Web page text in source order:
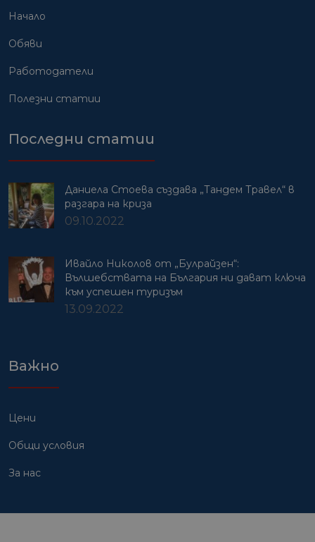
Начало
Обяви
Работодатели
Полезни статии
Последни статии
Даниела Стоева създава „Тандем Травел“ в
разгара на криза
09.10.2022
Ивайло Николов от „Булрайзен“:
Вълшебствата на България ни дават ключа
към успешен туризъм
13.09.2022
Важно
Цени
Общи условия
За нас